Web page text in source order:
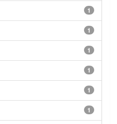
1
1
1
1
1
1